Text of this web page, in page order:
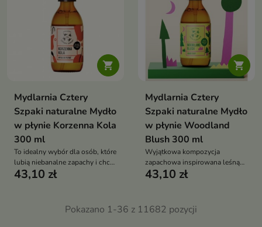

Mydlarnia Cztery
Szpaki naturalne Mydło
w płynie Korzenna Kola
300 ml
To idealny wybór dla osób, które
lubią niebanalne zapachy i chcą
zamienić codzienne mycie w
43,10 zł

Mydlarnia Cztery
Szpaki naturalne Mydło
w płynie Woodland
Blush 300 ml
Wyjątkowa kompozycja
zapachowa inspirowana leśną
naturą łączy świeże, zielone
43,10 zł
Pokazano 1-36 z 11682 pozycji